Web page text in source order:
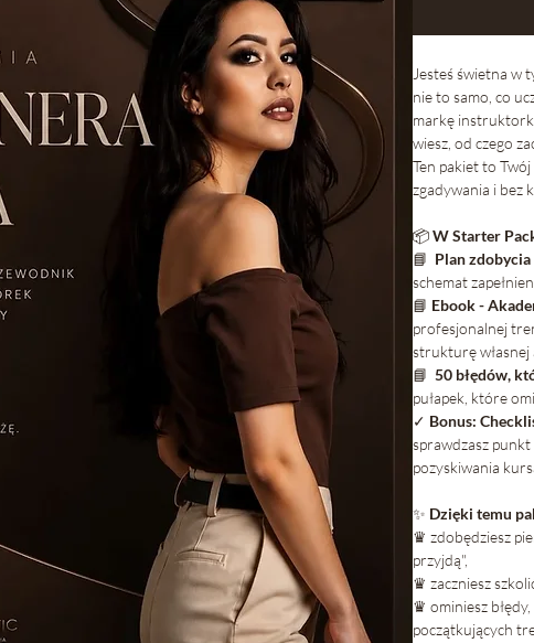
Jesteś świetna w
nie to samo, co
markę
wiesz, od czego
Ten pakiet to
zgadywania i bez
📦W Starter
📘 Plan
schemat
📘 Ebook -
profesjonalnej
strukturę własnej
📘 50 błędów,
pułapek, które
✓ Bonus:
sprawdzasz punkt
pozyskiwania
✨ Dzięki temu
♛ zdobędziesz
przyjdą",
♛ zaczniesz
♛ ominiesz
początkujących